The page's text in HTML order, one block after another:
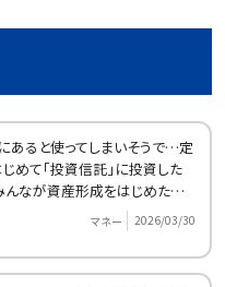
あると使ってしまいそうで…定
めて「投資信託」に投資した
なが資産形成をはじめたきっ
マネー 2026/03/30